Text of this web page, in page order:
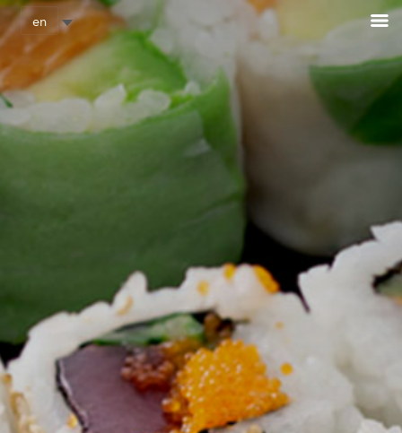
en
Cookies management panel